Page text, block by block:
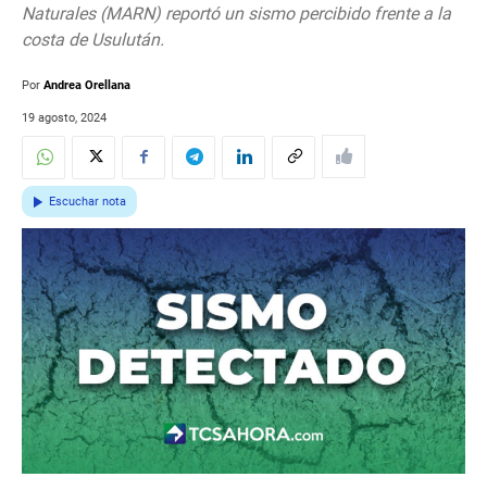
Naturales (MARN) reportó un sismo percibido frente a la
costa de Usulután.
Por Andrea Orellana
19 agosto, 2024
Escuchar nota